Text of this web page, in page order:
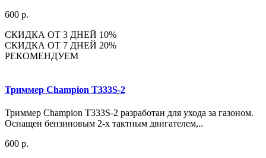
600 р.
СКИДКА ОТ 3 ДНЕЙ 10%
СКИДКА ОТ 7 ДНЕЙ 20%
РЕКОМЕНДУЕМ
Триммер Champion T333S-2
Триммер Champion T333S-2 разработан для ухода за газоном.
Оснащен бензиновым 2-х тактным двигателем,..
600 р.